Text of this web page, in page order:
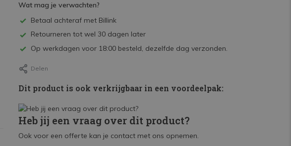
Wat mag je verwachten?
Betaal achteraf met Billink
Retourneren tot wel 30 dagen later
Op werkdagen voor 18:00 besteld, dezelfde dag verzonden.
Delen
Dit product is ook verkrijgbaar in een voordeelpak:
Heb jij een vraag over dit product?
Ook voor een offerte kan je contact met ons opnemen.